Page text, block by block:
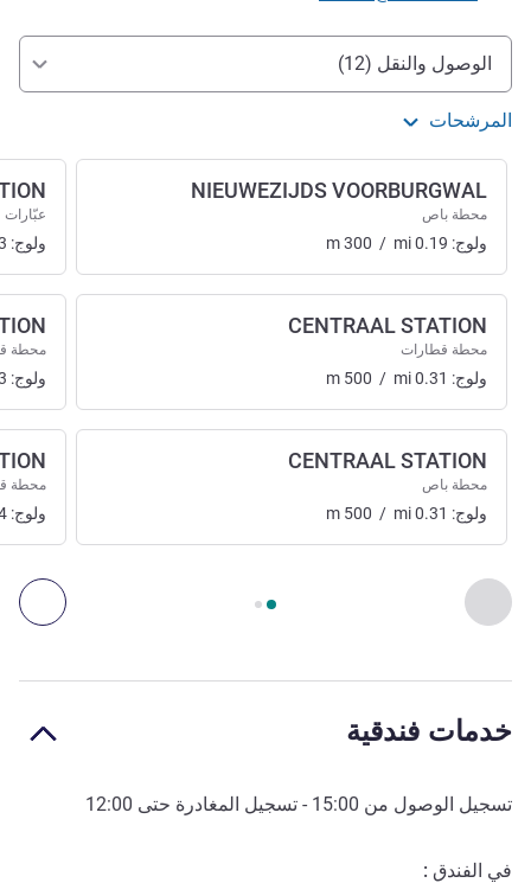
الوصول والتنقل
الوصول والنقل (12)
المرشحات
السابق - الوصول والنقلالصفحة
NIEUWEZIJDS VOORBURGWAL
محطة باص
ولوج: m300 / mi0.19
CENTRAAL STATION
محطة قطارات
ولوج: m 500 / mi0.31
CENTRAAL STATION
محطة باص
ولوج: m 500 / mi0.31
عبّارات
ولوج:
محطة
ولوج:
محطة
ولوج:
خدمات فندقية
تسجيل الوصول من 15:00 - تسجيل المغادرة حتى 12:00
في الفندق